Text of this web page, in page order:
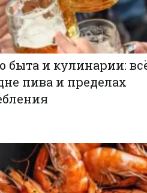
быта и кулинарии:
пива и пределах